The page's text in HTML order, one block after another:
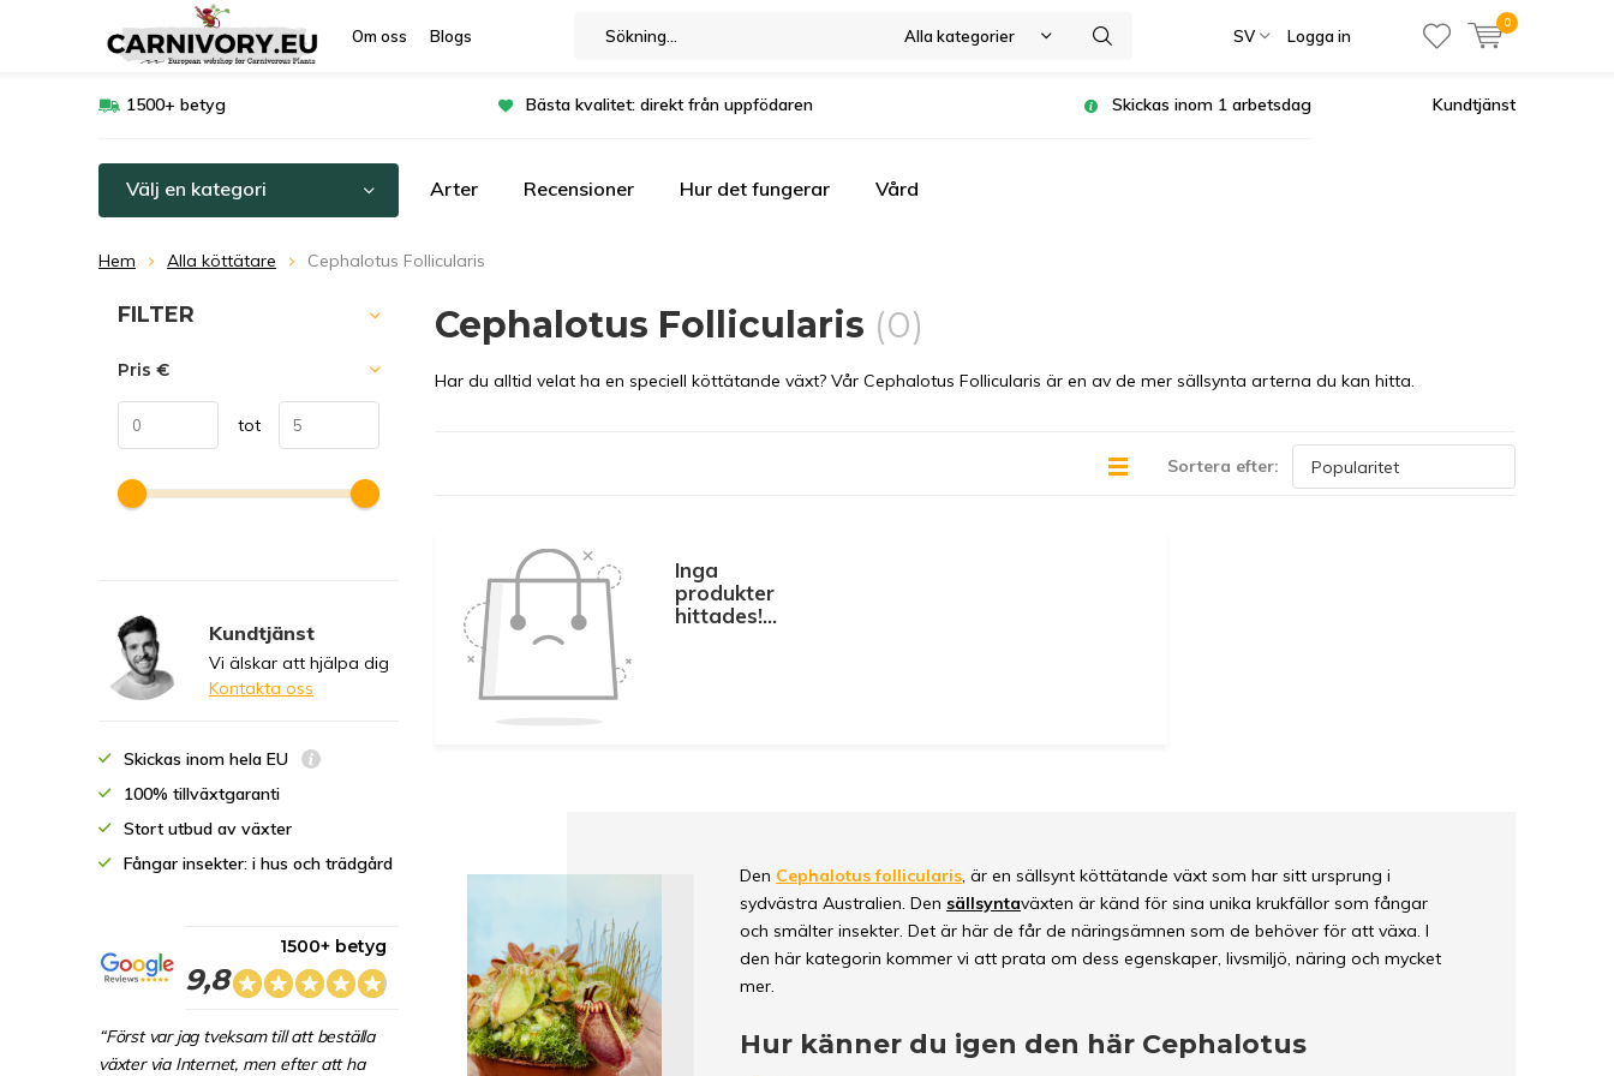
Om oss Blogs Alla kategorier SV Logga in
0
1500+ betyg Bästa kvalitet: direkt från uppfödaren Skickas inom 1 arbetsdag Kundtjänst
Välj en kategori Arter Recensioner Hur det fungerar Vård
Hem Alla köttätare Cephalotus Follicularis
Cephalotus Follicularis (0)
Har du alltid velat ha en speciell köttätande växt? Vår Cephalotus Follicularis är en av de mer sällsynta arterna du kan hitta.
Sortera efter:
Inga
produkter
hittades!...
Den Cephalotus follicularis, är en sällsynt köttätande växt som har sitt ursprung i
sydvästra Australien. Den sällsyntaväxten är känd för sina unika krukfällor som fångar
och smälter insekter. Det är här de får de näringsämnen som de behöver för att växa. I
den här kategorin kommer vi att prata om dess egenskaper, livsmiljö, näring och mycket
mer.
Hur känner du igen den här Cephalotus
Sortera efter:
FILTER
Pris €
tot
Kundtjänst
Vi älskar att hjälpa dig
Kontakta oss
Skickas inom hela EU
100% tillväxtgaranti
Stort utbud av växter
Fångar insekter: i hus och trädgård
9,8
1500+ betyg
“Först var jag tveksam till att beställa
växter via Internet, men efter att ha